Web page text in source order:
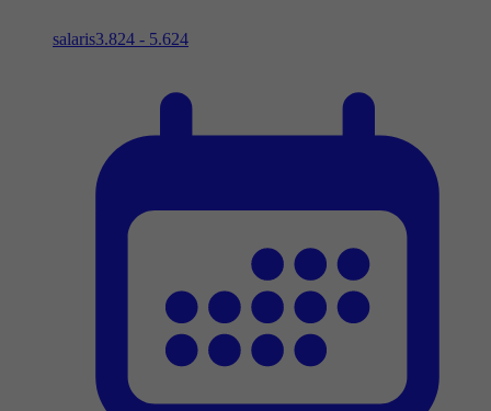
salaris3.824 - 5.624